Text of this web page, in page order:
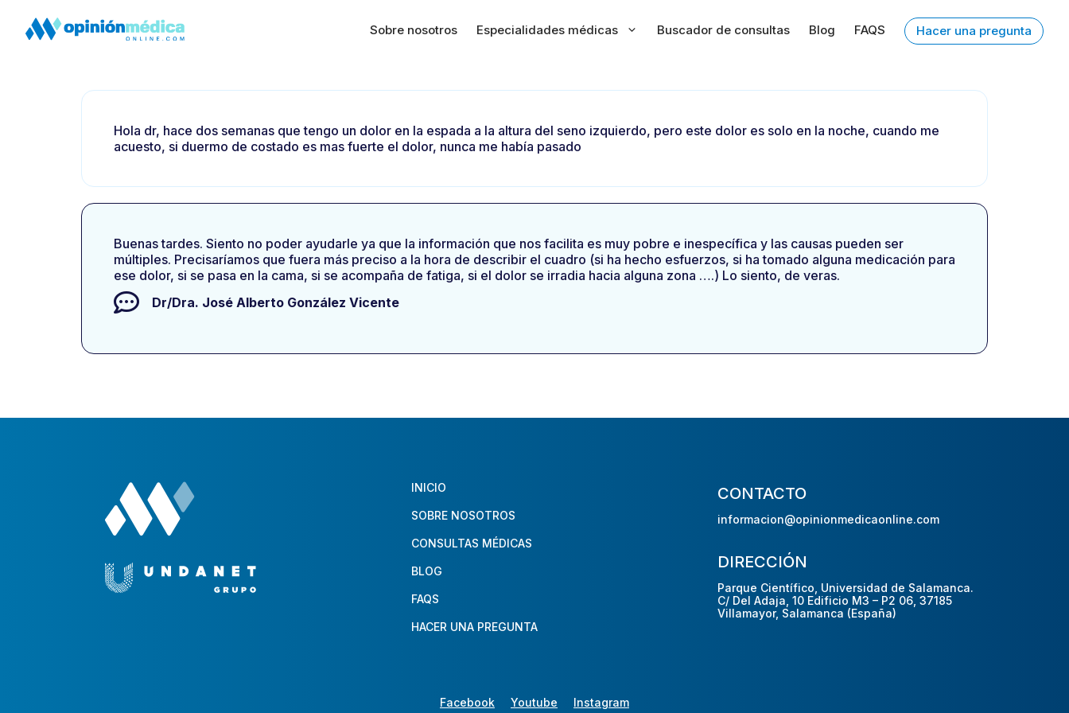
Sobre nosotros Especialidades médicas Buscador de consultas Blog FAQS Hacer una pregunta
Hola dr, hace dos semanas que tengo un dolor en la espada a la altura del seno izquierdo, pero este dolor es solo en la noche, cuando me
acuesto, si duermo de costado es mas fuerte el dolor, nunca me había pasado
Buenas tardes. Siento no poder ayudarle ya que la información que nos facilita es muy pobre e inespecífica y las causas pueden ser
múltiples. Precisaríamos que fuera más preciso a la hora de describir el cuadro (si ha hecho esfuerzos, si ha tomado alguna medicación para
ese dolor, si se pasa en la cama, si se acompaña de fatiga, si el dolor se irradia hacia alguna zona ….) Lo siento, de veras.
Dr/Dra. José Alberto González Vicente
INICIO
SOBRE NOSOTROS
CONSULTAS MÉDICAS
BLOG
FAQS
HACER UNA PREGUNTA
CONTACTO
informacion@opinionmedicaonline.com
DIRECCIÓN
Parque Científico, Universidad de Salamanca.
C/ Del Adaja, 10 Edificio M3 – P2 06, 37185
Villamayor, Salamanca (España)
Facebook Youtube Instagram